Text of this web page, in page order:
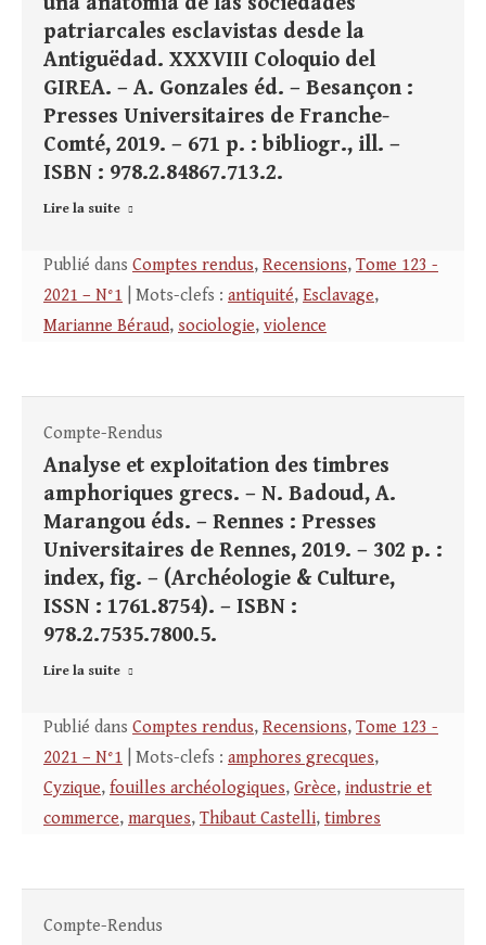
patriarcales esclavistas desde la
Antiguëdad. XXXVIII Coloquio del
GIREA. – A. Gonzales éd. – Besançon :
Presses Universitaires de Franche-
Comté, 2019. – 671 p. : bibliogr., ill. –
ISBN : 978.2.84867.713.2.
Lire la suite
Publié dans Comptes rendus, Recensions, Tome 123 -
2021 – N°1 | Mots-clefs : antiquité, Esclavage,
Marianne Béraud, sociologie, violence
Compte-Rendus
Analyse et exploitation des timbres
amphoriques grecs. – N. Badoud, A.
Marangou éds. – Rennes : Presses
Universitaires de Rennes, 2019. – 302 p. :
index, fig. – (Archéologie & Culture,
ISSN : 1761.8754). – ISBN :
978.2.7535.7800.5.
Lire la suite
Publié dans Comptes rendus, Recensions, Tome 123 -
2021 – N°1 | Mots-clefs : amphores grecques,
Cyzique, fouilles archéologiques, Grèce, industrie et
commerce, marques, Thibaut Castelli, timbres
Compte-Rendus